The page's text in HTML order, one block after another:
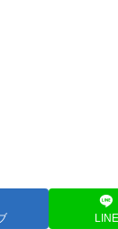
LINE